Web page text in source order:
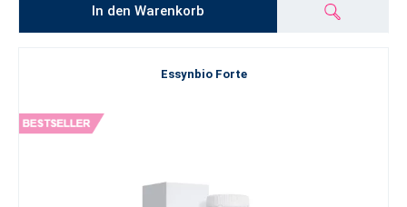
In den Warenkorb
Essynbio Forte